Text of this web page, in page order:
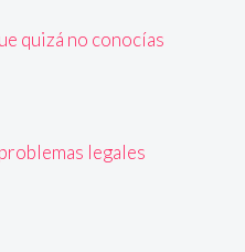
quizá no conocías
legales